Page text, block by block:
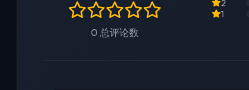
0 总评论数
2
1